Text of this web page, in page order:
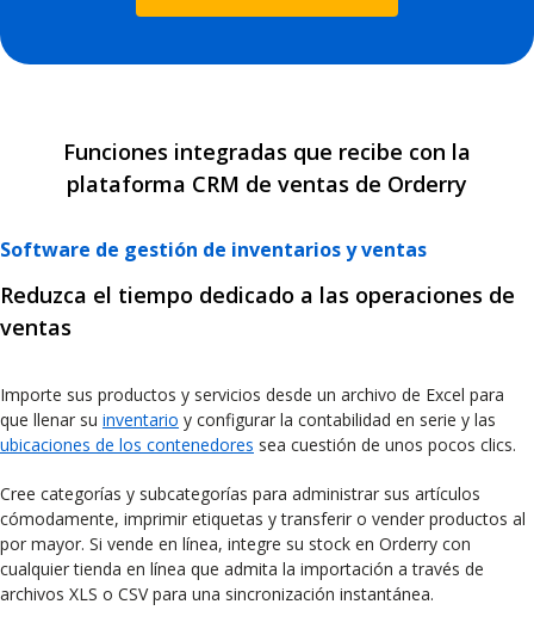
Funciones integradas que recibe con la
plataforma CRM de ventas de Orderry
Software de gestión de inventarios y ventas
Reduzca el tiempo dedicado a las operaciones de
ventas
Importe sus productos y servicios desde un archivo de Excel para
que llenar su inventario y configurar la contabilidad en serie y las
ubicaciones de los contenedores sea cuestión de unos pocos clics.
Cree categorías y subcategorías para administrar sus artículos
cómodamente, imprimir etiquetas y transferir o vender productos al
por mayor. Si vende en línea, integre su stock en Orderry con
cualquier tienda en línea que admita la importación a través de
archivos XLS o CSV para una sincronización instantánea.